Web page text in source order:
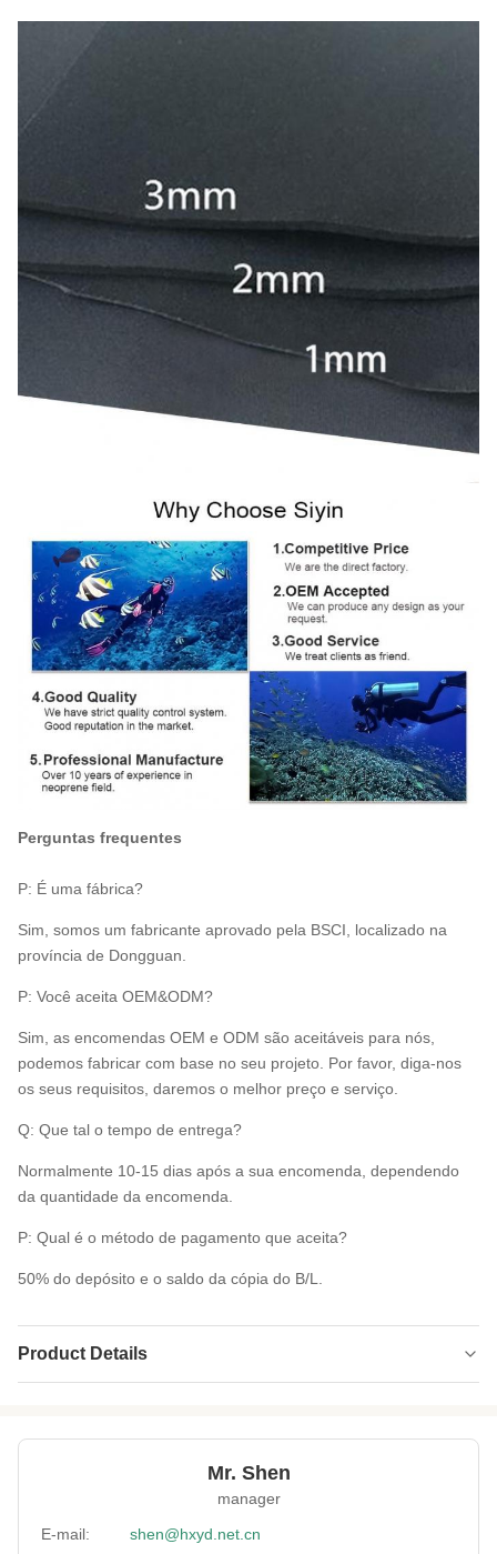
Perguntas frequentes
P: É uma fábrica?
Sim, somos um fabricante aprovado pela BSCI, localizado na
província de Dongguan.
P: Você aceita OEM&ODM?
Sim, as encomendas OEM e ODM são aceitáveis para nós,
podemos fabricar com base no seu projeto. Por favor, diga-nos
os seus requisitos, daremos o melhor preço e serviço.
Q: Que tal o tempo de entrega?
Normalmente 10-15 dias após a sua encomenda, dependendo
da quantidade da encomenda.
P: Qual é o método de pagamento que aceita?
50% do depósito e o saldo da cópia do B/L.
Product Details
Thickness: 1 mm-20 mm
personalizado
Neoprene Sponge
Color:
Preto ou branco cremoso/beige
Mr. Shen
manager
E-mail:
shen@hxyd.net.cn